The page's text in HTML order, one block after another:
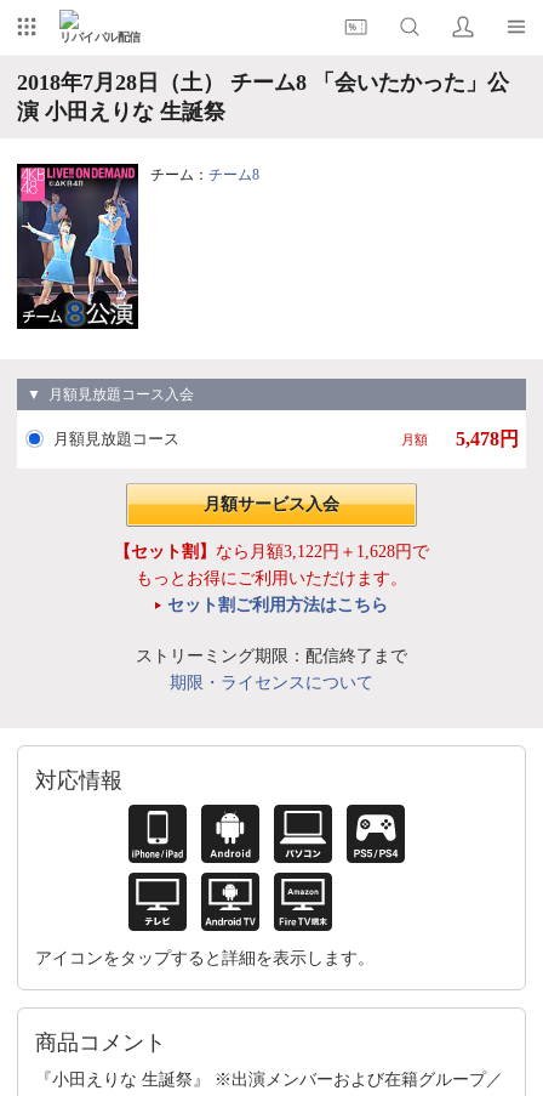
リバイバル配信
2018年7月28日（土） チーム8 「会いたかった」公
演 小田えりな 生誕祭
チーム： チーム8
▼ 月額見放題コース入会
月額見放題コース 月額 5,478円
月額サービス入会
【セット割】 なら月額3,122円＋1,628円で
もっとお得にご利用いただけます。
セット割ご利用方法はこちら
ストリーミング期限：配信終了まで
期限・ライセンスについて
対応情報
アイコンをタップすると詳細を表示します。
商品コメント
『小田えりな 生誕祭』 ※出演メンバーおよび在籍グループ／